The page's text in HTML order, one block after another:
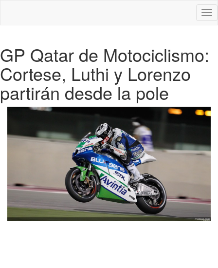
GP Qatar de Motociclismo:
Cortese, Luthi y Lorenzo
partirán desde la pole